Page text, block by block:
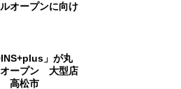
オープンに向け
」が丸
オープン 大型店
高松市